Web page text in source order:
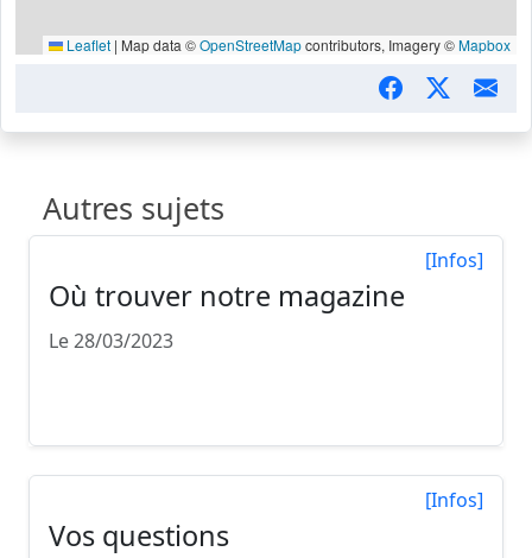
Leaflet | Map data ©OpenStreetMapcontributors, Imagery ©Mapbox
Autres sujets
[Infos]
Où trouver notre magazine
Le 28/03/2023
[Infos]
Vos questions